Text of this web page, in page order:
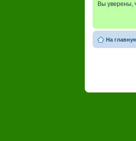
Вы уверены,
На